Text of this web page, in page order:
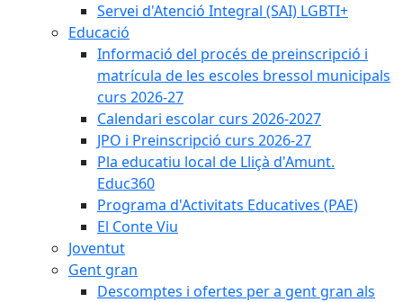
Servei d'Atenció Integral (SAI) LGBTI+
Educació
Informació del procés de preinscripció i
matrícula de les escoles bressol municipals
curs 2026-27
Calendari escolar curs 2026-2027
JPO i Preinscripció curs 2026-27
Pla educatiu local de Lliçà d'Amunt.
Educ360
Programa d'Activitats Educatives (PAE)
El Conte Viu
Joventut
Gent gran
Descomptes i ofertes per a gent gran als